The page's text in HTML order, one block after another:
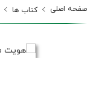
صفحه اصلی کتاب ها